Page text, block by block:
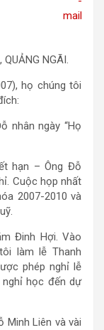
NGÃI.
họ chúng tôi
nhân ngày “Họ
hạn – Ông Đỗ
Cuộc họp nhất
2007-2010 và
Đinh Hợi. Vào
làm lễ Thanh
phép nghỉ lễ
học đến dự
Minh Liên và vài